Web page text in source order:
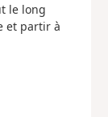
le long
et partir à